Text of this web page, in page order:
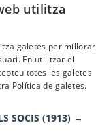
utilitza
galetes per millorar
En utilitzar el
totes les galetes
Política de galetes.
SOCIS (1913) →